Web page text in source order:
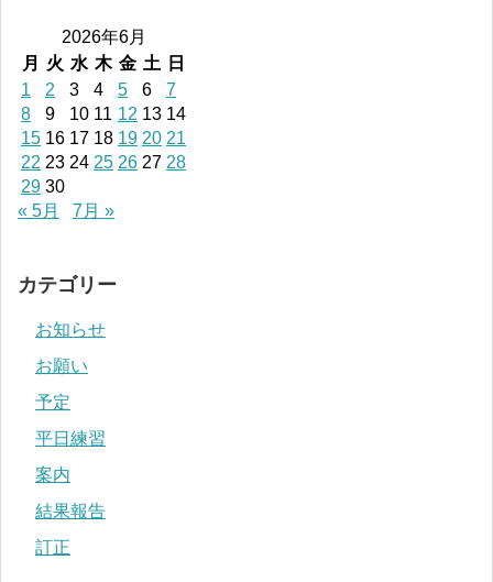
2026年6月
月
火 水 木 金 土
日
1
2 3 4 5 6
7
8
9 10 11 12 13 14
15 16 17 18 19 20 21
22 23 24 25 26 27 28
29 30
« 5月
7月 »
カテゴリー
お知らせ
お願い
予定
平日練習
案内
結果報告
訂正